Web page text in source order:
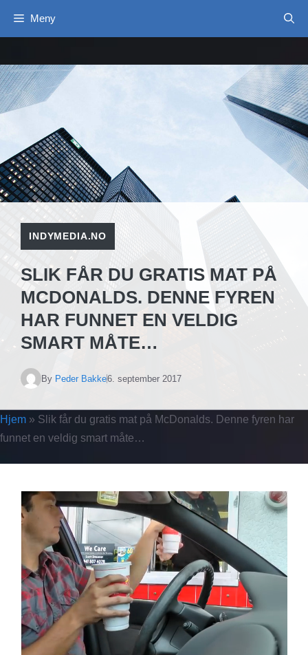
Meny
INDYMEDIA.NO
SLIK FÅR DU GRATIS MAT PÅ
MCDONALDS. DENNE FYREN
HAR FUNNET EN VELDIG
SMART MÅTE…
By Peder Bakke6. september 2017
Hjem » Slik får du gratis mat på McDonalds. Denne fyren har
funnet en veldig smart måte…